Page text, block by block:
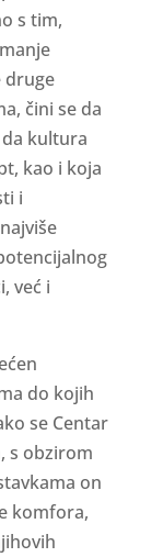
s tim,
druge
čini se da
kultura
kao i koja
i
već i
do kojih
se Centar
s obzirom
on
komfora,